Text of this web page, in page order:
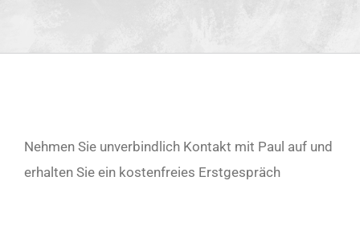
Nehmen Sie unverbindlich Kontakt mit Paul auf und
erhalten Sie ein kostenfreies Erstgespräch